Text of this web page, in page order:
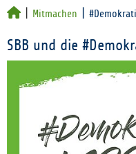
Mitmachen
SBB und die